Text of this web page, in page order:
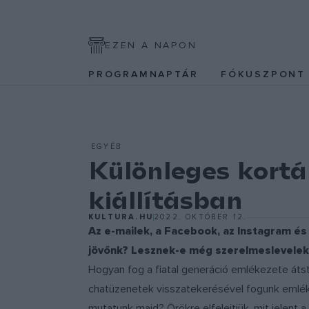
EZEN A NAPON
PROGRAMNAPTÁR FÓKUSZPONT
EGYÉB
Különleges
kiállításban
KULTURA.HU 2022. OKTÓBER 12.
Az e-mailek, a Facebook, az Instagram
jövőnk? Lesznek-e még
Hogyan fog a fiatal generáció emlékezete
chatüzenetek visszatekerésével fogunk